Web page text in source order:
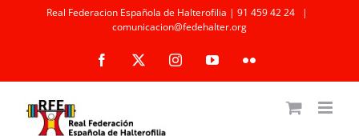
Real Federacion Española de Halterofilia | 91 459 42 24
|
comunicacion@fedehalter.org
Facebook InstagramYouTubeFlickr